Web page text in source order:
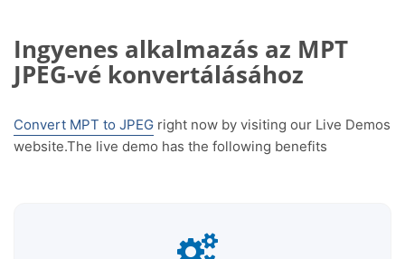
Ingyenes alkalmazás az MPT
JPEG-vé konvertálásához
Convert MPT to JPEG right now by visiting our Live Demos
website.The live demo has the following benefits